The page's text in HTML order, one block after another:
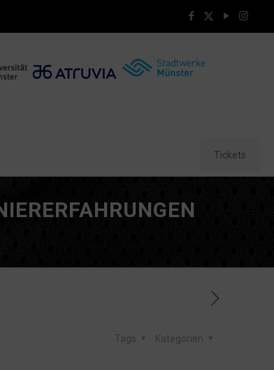
Tickets
Kategorien
Tags